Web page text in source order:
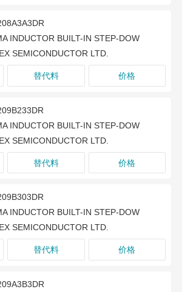
INDUCTOR BUILT-IN STEP-DOW
SEMICONDUCTOR LTD.
替代料 价格
INDUCTOR BUILT-IN STEP-DOW
SEMICONDUCTOR LTD.
替代料 价格
INDUCTOR BUILT-IN STEP-DOW
SEMICONDUCTOR LTD.
替代料 价格